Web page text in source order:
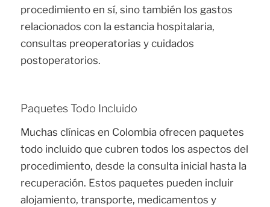
procedimiento en sí, sino también los gastos
relacionados con la estancia hospitalaria,
consultas preoperatorias y cuidados
postoperatorios.
Paquetes Todo Incluido
Muchas clínicas en Colombia ofrecen paquetes
todo incluido que cubren todos los aspectos del
procedimiento, desde la consulta inicial hasta la
recuperación. Estos paquetes pueden incluir
alojamiento, transporte, medicamentos y